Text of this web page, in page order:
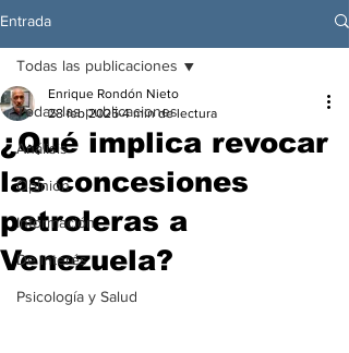
Entrada
Todas las publicaciones
Análisis
Opinión
Información
De interés
Psicología y Salud
Todas las publicaciones
¿Qué implica revocar
las concesiones
petroleras a
Venezuela?
Enrique Rondón Nieto
28 feb 2025 4 min de lectura